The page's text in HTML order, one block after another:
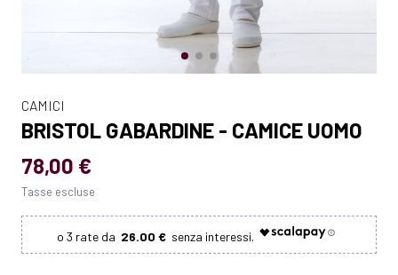
CAMICI
BRISTOL GABARDINE - CAMICE UOMO
78,00 €
Tasse escluse
26.00 €